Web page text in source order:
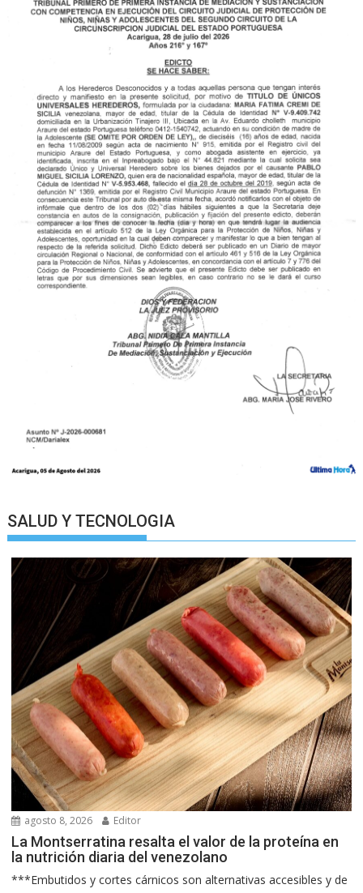
SALUD Y TECNOLOGIA
agosto 8, 2026 Editor
La Montserratina resalta el valor de la proteína en
la nutrición diaria del venezolano
***Embutidos y cortes cárnicos son alternativas accesibles y de